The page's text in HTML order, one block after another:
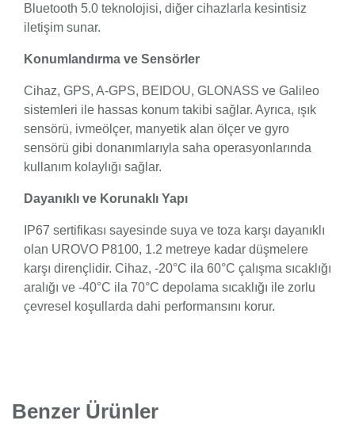
Bluetooth 5.0 teknolojisi, diğer cihazlarla kesintisiz
iletişim sunar.
Konumlandırma ve Sensörler
Cihaz, GPS, A-GPS, BEIDOU, GLONASS ve Galileo
sistemleri ile hassas konum takibi sağlar. Ayrıca, ışık
sensörü, ivmeölçer, manyetik alan ölçer ve gyro
sensörü gibi donanımlarıyla saha operasyonlarında
kullanım kolaylığı sağlar.
Dayanıklı ve Korunaklı Yapı
IP67 sertifikası sayesinde suya ve toza karşı dayanıklı
olan UROVO P8100, 1.2 metreye kadar düşmelere
karşı dirençlidir. Cihaz, -20°C ila 60°C çalışma sıcaklığı
aralığı ve -40°C ila 70°C depolama sıcaklığı ile zorlu
çevresel koşullarda dahi performansını korur.
Benzer Ürünler